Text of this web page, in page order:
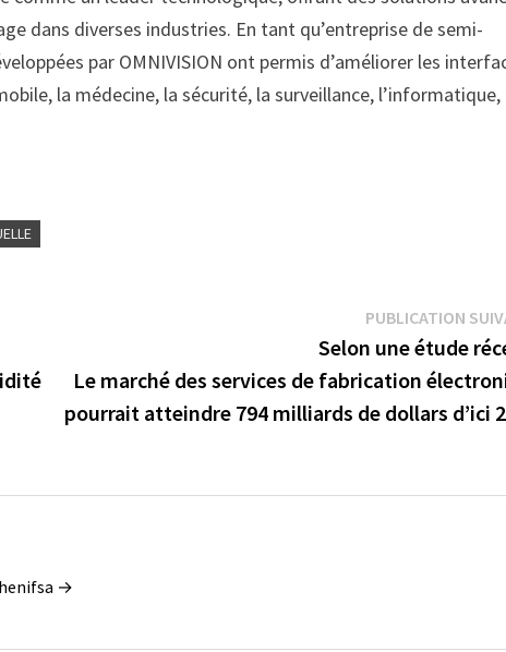
dans diverses industries. En tant qu’entreprise de semi-
par OMNIVISION ont permis d’améliorer les
la médecine, la sécurité, la surveillance, l’informatique,
PUBLICATION
Selon une étude
Le marché des services de fabrication
pourrait atteindre 794 milliards de dollars d’ici
→